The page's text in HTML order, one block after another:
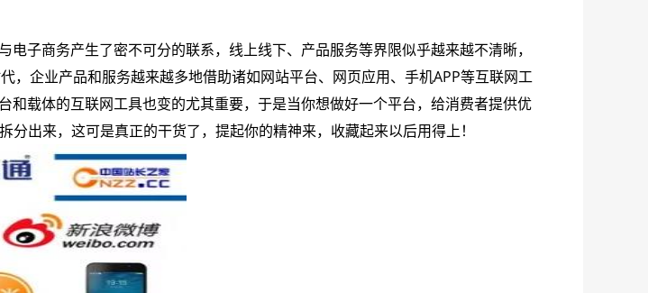
子商务产生了密不可分的联系，线上线下、产品服务等界限似乎越来越不清晰，
，企业产品和服务越来越多地借助诸如网站平台、网页应用、手机APP等互联网工
和载体的互联网工具也变的尤其重要，于是当你想做好一个平台，给消费者提供优
出来，这可是真正的干货了，提起你的精神来，收藏起来以后用得上！